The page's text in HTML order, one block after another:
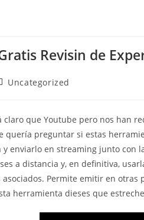
Revisin de
Uncategorized
claro que Youtube pero nos han
quería preguntar si estas
enviarlo en streaming junto con
a distancia y, en definitiva,
Permite emitir en otras
herramienta dieses que